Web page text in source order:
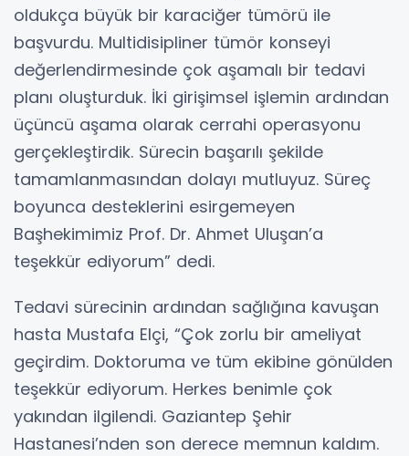
oldukça büyük bir karaciğer tümörü ile
başvurdu. Multidisipliner tümör konseyi
değerlendirmesinde çok aşamalı bir tedavi
planı oluşturduk. İki girişimsel işlemin ardından
üçüncü aşama olarak cerrahi operasyonu
gerçekleştirdik. Sürecin başarılı şekilde
tamamlanmasından dolayı mutluyuz. Süreç
boyunca desteklerini esirgemeyen
Başhekimimiz Prof. Dr. Ahmet Uluşan’a
teşekkür ediyorum” dedi.
Tedavi sürecinin ardından sağlığına kavuşan
hasta Mustafa Elçi, “Çok zorlu bir ameliyat
geçirdim. Doktoruma ve tüm ekibine gönülden
teşekkür ediyorum. Herkes benimle çok
yakından ilgilendi. Gaziantep Şehir
Hastanesi’nden son derece memnun kaldım.